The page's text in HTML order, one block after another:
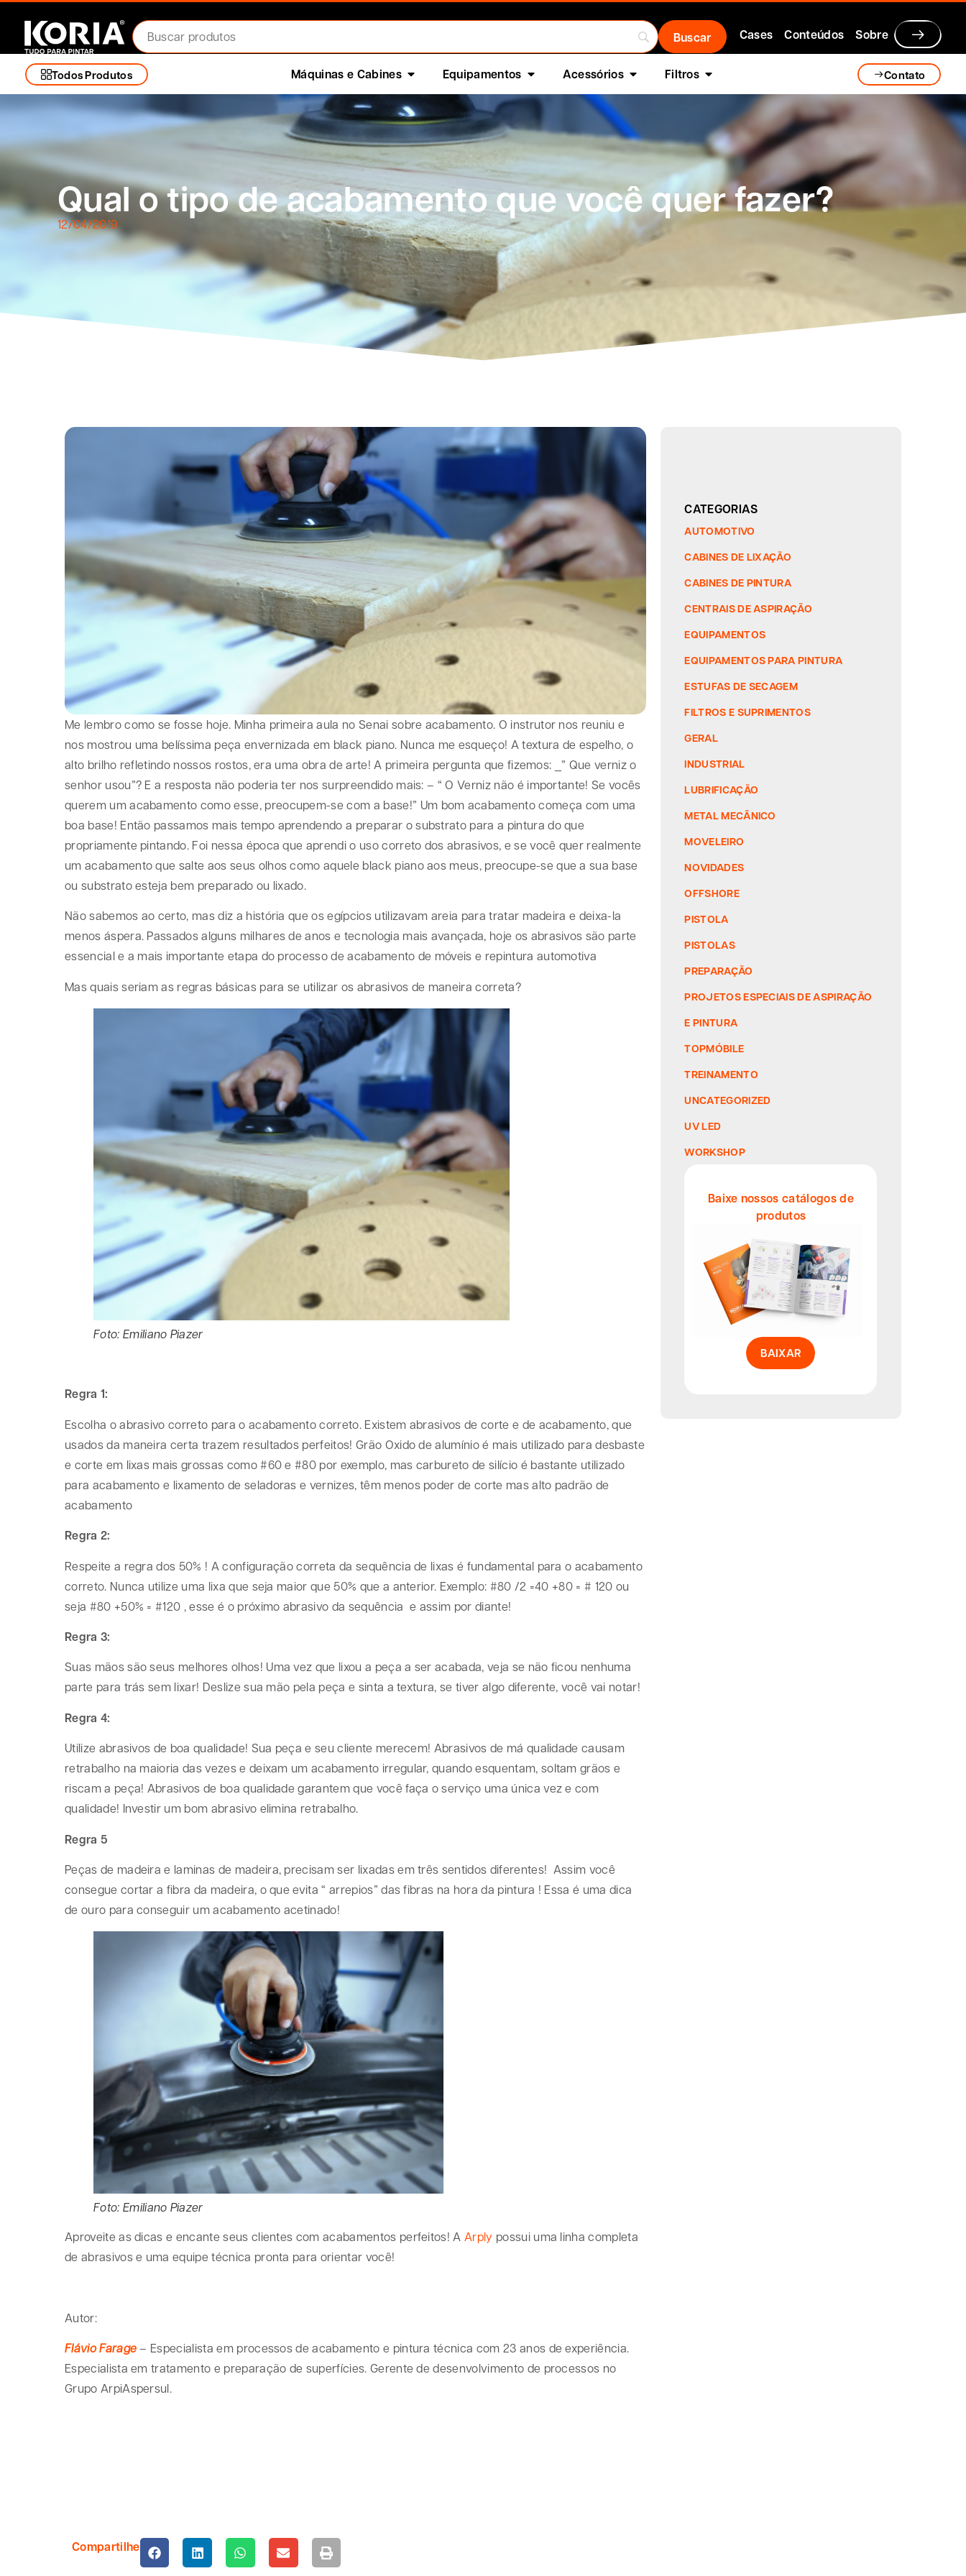
Cases Conteúdos Sobre
Todos Produtos Máquinas e Cabines Equipamentos Acessórios Filtros Contato
Qual o tipo de acabamento que você quer fazer?
12/04/2019
Me lembro como se fosse hoje. Minha primeira aula no Senai sobre acabamento. O instrutor nos reuniu e
nos mostrou uma belíssima peça envernizada em black piano. Nunca me esqueço! A textura de espelho, o
alto brilho refletindo nossos rostos, era uma obra de arte! A primeira pergunta que fizemos: _” Que verniz o
senhor usou”? E a resposta não poderia ter nos surpreendido mais: – “ O Verniz não é importante! Se vocês
querem um acabamento como esse, preocupem-se com a base!” Um bom acabamento começa com uma
boa base! Então passamos mais tempo aprendendo a preparar o substrato para a pintura do que
propriamente pintando. Foi nessa época que aprendi o uso correto dos abrasivos, e se você quer realmente
um acabamento que salte aos seus olhos como aquele black piano aos meus, preocupe-se que a sua base
ou substrato esteja bem preparado ou lixado.
Não sabemos ao certo, mas diz a história que os egípcios utilizavam areia para tratar madeira e deixa-la
menos áspera. Passados alguns milhares de anos e tecnologia mais avançada, hoje os abrasivos são parte
essencial e a mais importante etapa do processo de acabamento de móveis e repintura automotiva
Mas quais seriam as regras básicas para se utilizar os abrasivos de maneira correta?
Foto: Emiliano Piazer
Regra 1:
Escolha o abrasivo correto para o acabamento correto. Existem abrasivos de corte e de acabamento, que
usados da maneira certa trazem resultados perfeitos! Grão Oxido de alumínio é mais utilizado para desbaste
e corte em lixas mais grossas como #60 e #80 por exemplo, mas carbureto de silício é bastante utilizado
para acabamento e lixamento de seladoras e vernizes, têm menos poder de corte mas alto padrão de
acabamento
Regra 2:
Respeite a regra dos 50% ! A configuração correta da sequência de lixas é fundamental para o acabamento
correto. Nunca utilize uma lixa que seja maior que 50% que a anterior. Exemplo: #80 /2 =40 +80 = # 120 ou
seja #80 +50% = #120 , esse é o próximo abrasivo da sequência e assim por diante!
Regra 3:
Suas mãos são seus melhores olhos! Uma vez que lixou a peça a ser acabada, veja se não ficou nenhuma
parte para trás sem lixar! Deslize sua mão pela peça e sinta a textura, se tiver algo diferente, você vai notar!
Regra 4:
Utilize abrasivos de boa qualidade! Sua peça e seu cliente merecem! Abrasivos de má qualidade causam
retrabalho na maioria das vezes e deixam um acabamento irregular, quando esquentam, soltam grãos e
riscam a peça! Abrasivos de boa qualidade garantem que você faça o serviço uma única vez e com
qualidade! Investir um bom abrasivo elimina retrabalho.
Regra 5
Peças de madeira e laminas de madeira, precisam ser lixadas em três sentidos diferentes! Assim você
consegue cortar a fibra da madeira, o que evita “ arrepios” das fibras na hora da pintura ! Essa é uma dica
de ouro para conseguir um acabamento acetinado!
Foto: Emiliano Piazer
Aproveite as dicas e encante seus clientes com acabamentos perfeitos! AArply possui uma linha completa
de abrasivos e uma equipe técnica pronta para orientar você!
Autor:
Flávio Farage– Especialista em processos de acabamento e pintura técnica com 23 anos de experiência.
Especialista em tratamento e preparação de superfícies. Gerente de desenvolvimento de processos no
Grupo ArpiAspersul.
Compartilhe
CATEGORIAS
AUTOMOTIVO
CABINES DE LIXAÇÃO
CABINES DE PINTURA
CENTRAIS DE ASPIRAÇÃO
EQUIPAMENTOS
EQUIPAMENTOS PARA PINTURA
ESTUFAS DE SECAGEM
FILTROS E SUPRIMENTOS
GERAL
INDUSTRIAL
LUBRIFICAÇÃO
METAL MECÂNICO
MOVELEIRO
NOVIDADES
OFFSHORE
PISTOLA
PISTOLAS
PREPARAÇÃO
PROJETOS ESPECIAIS DE ASPIRAÇÃO
E PINTURA
TOPMÓBILE
TREINAMENTO
UNCATEGORIZED
UV LED
WORKSHOP
Baixe nossos catálogos de
produtos
BAIXAR